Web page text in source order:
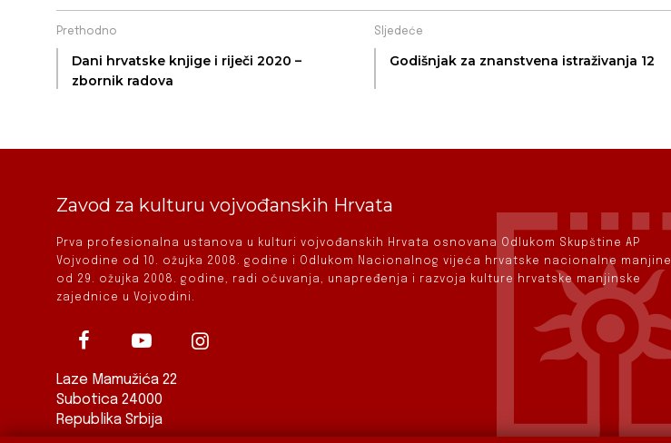
Prethodno
Dani hrvatske knjige i riječi 2020 –
zbornik radova
Sljedeće
Godišnjak za znanstvena istraživanja 12
Zavod za kulturu vojvođanskih Hrvata
Prva profesionalna ustanova u kulturi vojvođanskih Hrvata osnovana Odlukom Skupštine AP
Vojvodine od 10. ožujka 2008. godine i Odlukom Nacionalnog vijeća hrvatske nacionalne manjine
od 29. ožujka 2008. godine, radi očuvanja, unapređenja i razvoja kulture hrvatske manjinske
zajednice u Vojvodini.
Laze Mamužića 22
Subotica 24000
Republika Srbija